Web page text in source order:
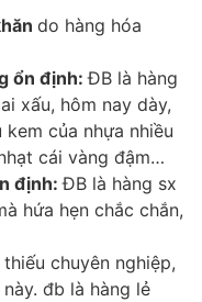
do hàng hóa
ổn định:ĐB là hàng
xấu, hôm nay dày,
của nhựa nhiều
cái vàng đậm…
định:ĐB là hàng sx
hứa hẹn chắc chắn,
chuyên nghiệp,
đb là hàng lẻ